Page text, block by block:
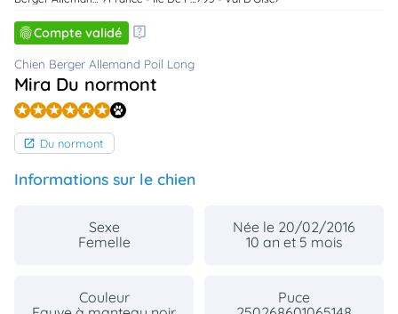
Connexion
Compte validé
Chien Berger Allemand Poil Long
Mira Du normont
Du normont
Informations sur le chien
Sexe
Femelle
Née le 20/02/2016
10 an et 5 mois
Couleur
Puce